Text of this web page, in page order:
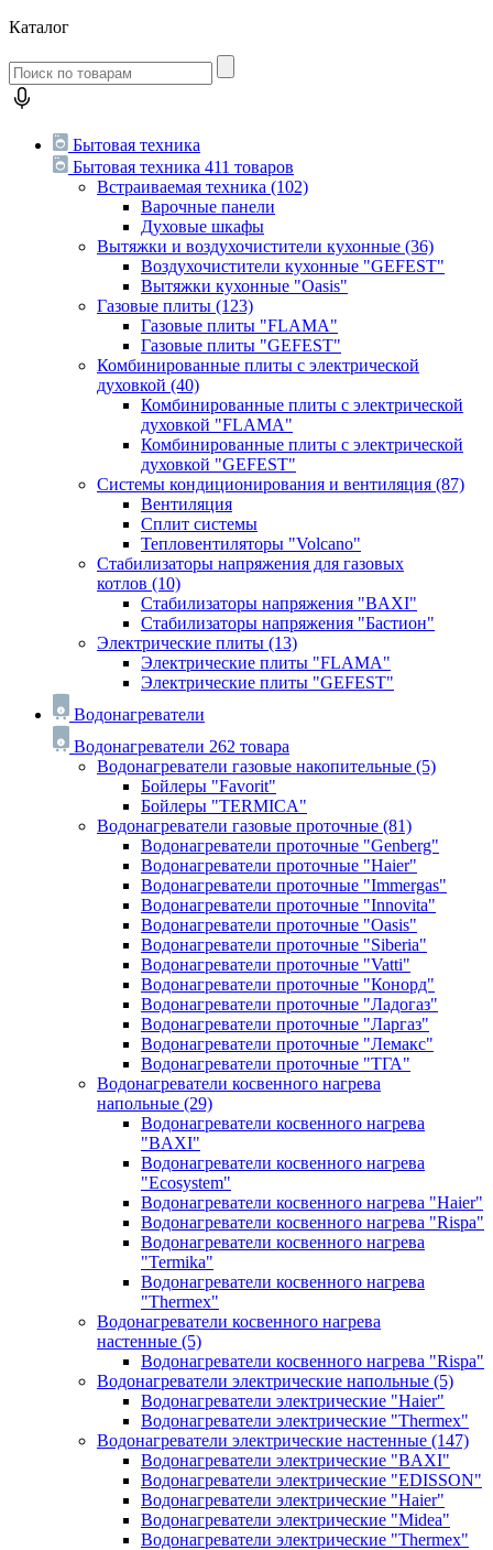
Каталог
Бытовая техника
Бытовая техника 411 товаров
Встраиваемая техника (102)
Варочные панели
Духовые шкафы
Вытяжки и воздухочистители кухонные (36)
Воздухочистители кухонные "GEFEST"
Вытяжки кухонные "Oasis"
Газовые плиты (123)
Газовые плиты "FLAMA"
Газовые плиты "GEFEST"
Комбинированные плиты с электрической
духовкой (40)
Комбинированные плиты с электрической
духовкой "FLAMA"
Комбинированные плиты с электрической
духовкой "GEFEST"
Системы кондиционирования и вентиляция (87)
Вентиляция
Сплит системы
Тепловентиляторы "Volcano"
Стабилизаторы напряжения для газовых
котлов (10)
Стабилизаторы напряжения "BAXI"
Стабилизаторы напряжения "Бастион"
Электрические плиты (13)
Электрические плиты "FLAMA"
Электрические плиты "GEFEST"
Водонагреватели
Водонагреватели 262 товара
Водонагреватели газовые накопительные (5)
Бойлеры "Favorit"
Бойлеры "TERMICA"
Водонагреватели газовые проточные (81)
Водонагреватели проточные "Genberg"
Водонагреватели проточные "Haier"
Водонагреватели проточные "Immergas"
Водонагреватели проточные "Innovita"
Водонагреватели проточные "Oasis"
Водонагреватели проточные "Siberia"
Водонагреватели проточные "Vatti"
Водонагреватели проточные "Конорд"
Водонагреватели проточные "Ладогаз"
Водонагреватели проточные "Ларгаз"
Водонагреватели проточные "Лемакс"
Водонагреватели проточные "ТГА"
Водонагреватели косвенного нагрева
напольные (29)
Водонагреватели косвенного нагрева
"BAXI"
Водонагреватели косвенного нагрева
"Ecosystem"
Водонагреватели косвенного нагрева "Haier"
Водонагреватели косвенного нагрева "Rispa"
Водонагреватели косвенного нагрева
"Termika"
Водонагреватели косвенного нагрева
"Thermex"
Водонагреватели косвенного нагрева
настенные (5)
Водонагреватели косвенного нагрева "Rispa"
Водонагреватели электрические напольные (5)
Водонагреватели электрические "Haier"
Водонагреватели электрические "Thermex"
Водонагреватели электрические настенные (147)
Водонагреватели электрические "BAXI"
Водонагреватели электрические "EDISSON"
Водонагреватели электрические "Haier"
Водонагреватели электрические "Midea"
Водонагреватели электрические "Thermex"